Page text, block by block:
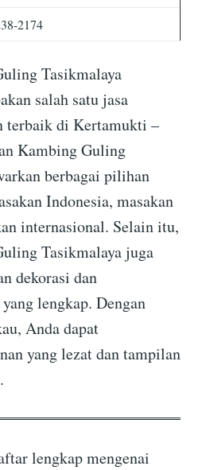
2174
Tasikmalaya
salah satu jasa
terbaik di Kertamukti –
Kambing Guling
berbagai pilihan
Indonesia, masakan
internasional. Selain itu,
Tasikmalaya juga
dekorasi dan
lengkap. Dengan
Anda dapat
yang lezat dan tampilan
lengkap mengenai